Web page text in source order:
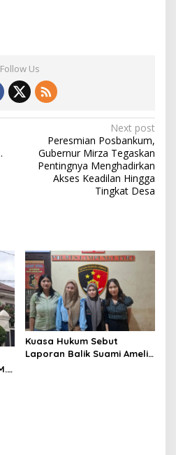
Follow Us
Next post
Peresmian Posbankum,
Gubernur Mirza Tegaskan
Pentingnya Menghadirkan
Akses Keadilan Hingga
Tingkat Desa
Kuasa Hukum Sebut
Laporan Balik Suami Amelia